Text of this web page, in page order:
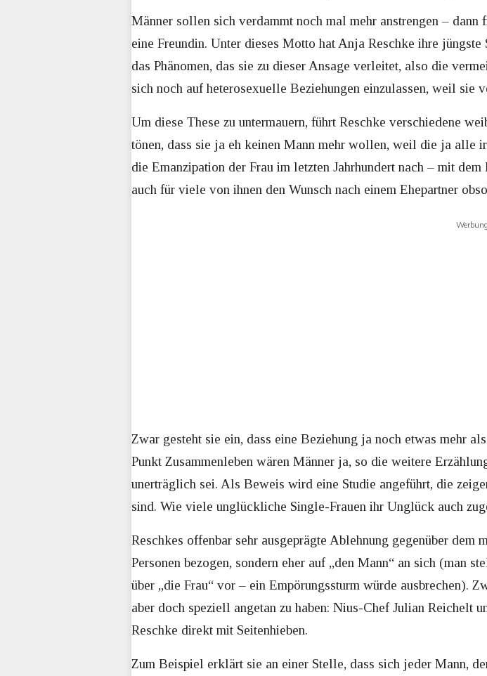
Männer sollen sich verdammt noch mal mehr anstrengen –
eine Freundin. Unter dieses Motto hat Anja Reschke ihre
das Phänomen, das sie zu dieser Ansage verleitet, also die
sich noch auf heterosexuelle Beziehungen einzulassen, weil sie
Um diese These zu untermauern, führt Reschke verschiedene
tönen, dass sie ja eh keinen Mann mehr wollen, weil die ja alle
die Emanzipation der Frau im letzten Jahrhundert nach – mit
auch für viele von ihnen den Wunsch nach einem Ehepartner
Werbung
Zwar gesteht sie ein, dass eine Beziehung ja noch etwas mehr
Punkt Zusammenleben wären Männer ja, so die weitere
unerträglich sei. Als Beweis wird eine Studie angeführt, die
sind. Wie viele unglückliche Single-Frauen ihr Unglück auch
Reschkes offenbar sehr ausgeprägte Ablehnung gegenüber
Personen bezogen, sondern eher auf „den Mann“ an sich (man
über „die Frau“ vor – ein Empörungssturm würde ausbrechen).
aber doch speziell angetan zu haben: Nius-Chef Julian Reichelt
Reschke direkt mit Seitenhieben.
Zum Beispiel erklärt sie an einer Stelle, dass sich jeder Mann,